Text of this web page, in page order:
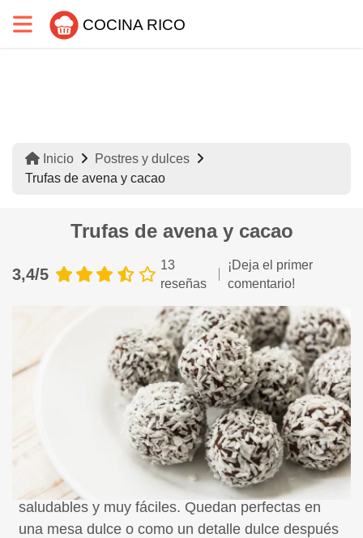
COCINA RICO
Inicio
Postres y dulces
Trufas de avena y cacao
Trufas de avena y cacao
3,4/5
13
reseñas
¡Deja el primer
comentario!
Receta de trufas de avena y cacao deliciosas,
saludables y muy fáciles. Quedan perfectas en
una mesa dulce o como un detalle dulce después